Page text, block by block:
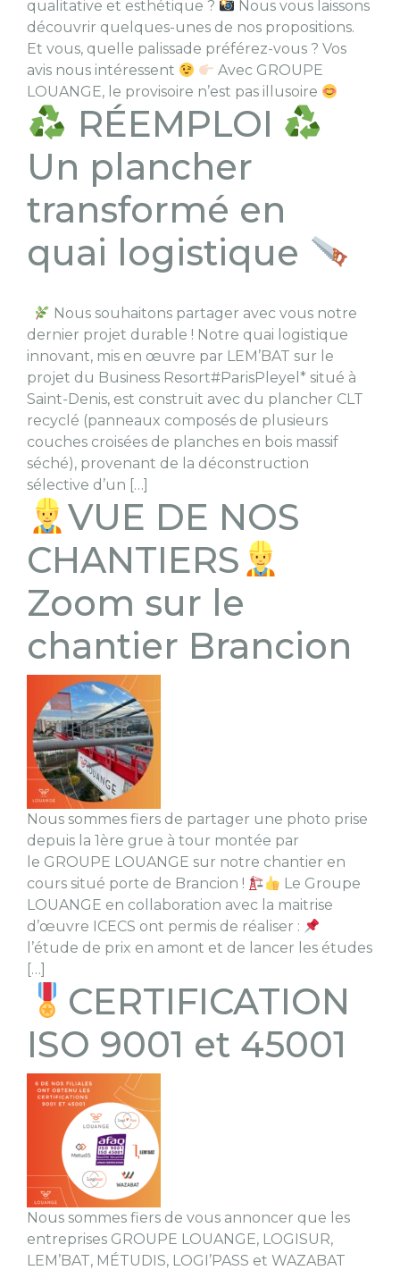
qualitative et esthétique ?
Nous vous laissons
découvrir quelques-unes de nos propositions.
Et vous, quelle palissade préférez-vous ? Vos
avis nous intéressent
Avec GROUPE
LOUANGE, le provisoire n’est pas illusoire
RÉEMPLOI
Un plancher
transformé en
quai logistique
Nous souhaitons partager avec vous notre
dernier projet durable ! Notre quai logistique
innovant, mis en œuvre par LEM’BAT sur le
projet du Business Resort#ParisPleyel* situé à
Saint-Denis, est construit avec du plancher CLT
recyclé (panneaux composés de plusieurs
couches croisées de planches en bois massif
séché), provenant de la déconstruction
sélective d’un […]
VUE DE NOS
CHANTIERS
Zoom sur le
chantier Brancion
Nous sommes fiers de partager une photo prise
depuis la 1ère grue à tour montée par
le GROUPE LOUANGE sur notre chantier en
cours situé porte de Brancion !
Le Groupe
LOUANGE en collaboration avec la maitrise
d’œuvre ICECS ont permis de réaliser :
l’étude de prix en amont et de lancer les études
[…]
CERTIFICATION
ISO 9001 et 45001
Nous sommes fiers de vous annoncer que les
entreprises GROUPE LOUANGE, LOGISUR,
LEM’BAT, MÉTUDIS, LOGI’PASS et WAZABAT